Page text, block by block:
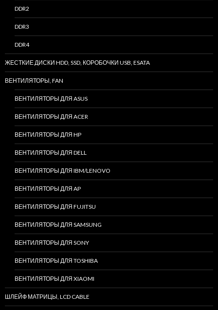
DDR2
DDR3
DDR4
ЖЕСТКИЕ ДИСКИ HDD, SSD, КОРОБОЧКИ USB, ESATA
ВЕНТИЛЯТОРЫ, FAN
ВЕНТИЛЯТОРЫ ДЛЯ ASUS
ВЕНТИЛЯТОРЫ ДЛЯ ACER
ВЕНТИЛЯТОРЫ ДЛЯ HP
ВЕНТИЛЯТОРЫ ДЛЯ DELL
ВЕНТИЛЯТОРЫ ДЛЯ IBM/LENOVO
ВЕНТИЛЯТОРЫ ДЛЯ AP
ВЕНТИЛЯТОРЫ ДЛЯ FUJITSU
ВЕНТИЛЯТОРЫ ДЛЯ SAMSUNG
ВЕНТИЛЯТОРЫ ДЛЯ SONY
ВЕНТИЛЯТОРЫ ДЛЯ TOSHIBA
ВЕНТИЛЯТОРЫ ДЛЯ XIAOMI
ШЛЕЙФ МАТРИЦЫ, LCD CABLE